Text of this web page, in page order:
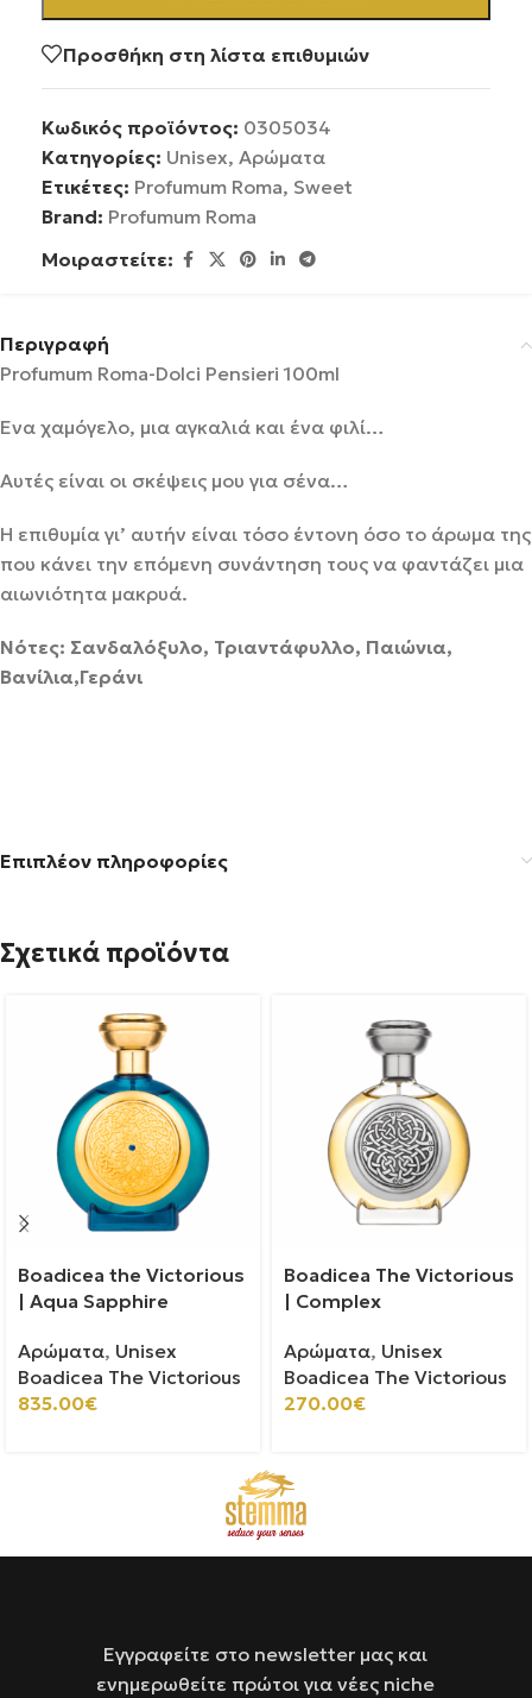
Προσθήκη στη λίστα επιθυμιών
Κωδικός προϊόντος: 0305034
Κατηγορίες: Unisex, Αρώματα
Ετικέτες: Profumum Roma, Sweet
Brand: Profumum Roma
Μοιραστείτε:
Περιγραφή
Profumum Roma-Dolci Pensieri 100ml
Ένα χαμόγελο, μια αγκαλιά και ένα φιλί…
Αυτές είναι οι σκέψεις μου για σένα…
Η επιθυμία γι’ αυτήν είναι τόσο έντονη όσο το άρωμα της
που κάνει την επόμενη συνάντηση τους να φαντάζει μια
αιωνιότητα μακρυά.
Νότες: Σανδαλόξυλο, Τριαντάφυλλο, Παιώνια,
Βανίλια,Γεράνι
Επιπλέον πληροφορίες
Σχετικά προϊόντα
Boadicea the Victorious
| Aqua Sapphire
Αρώματα, Unisex
Boadicea The Victorious
835.00€
Boadicea The Victorious
| Complex
Αρώματα, Unisex
Boadicea The Victorious
270.00€
Εγγραφείτε στο newsletter μας και
ενημερωθείτε πρώτοι για νέες niche